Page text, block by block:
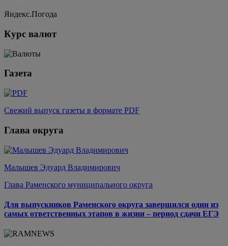
Яндекс.Погода
Курс валют
Газета
Свежий выпуск газеты в формате PDF
Глава округа
Малышев Эдуард Владимирович
Глава Раменского муниципального округа
Для выпускников Раменского округа завершился один из
самых ответственных этапов в жизни – период сдачи ЕГЭ